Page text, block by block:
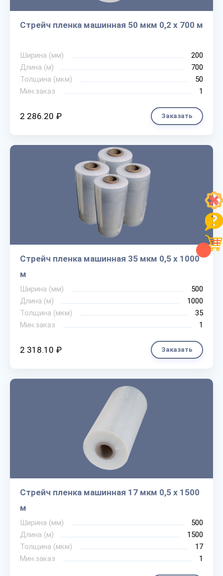
Стрейч пленка машинная 50 мкм 0,2 х 700 м
Ширина (мм)
200
Длина (м)
700
Толщина (мкм)
50
Мин.заказ
1
2 286.20 ₽ Заказать
Стрейч пленка машинная 35 мкм 0,5 х 1000
м
Ширина (мм)
500
Длина (м)
1000
Толщина (мкм)
35
Мин.заказ
1
2 318.10 ₽ Заказать
Стрейч пленка машинная 17 мкм 0,5 х 1500
м
Ширина (мм)
500
Длина (м)
1500
Толщина (мкм)
17
Мин.заказ
1